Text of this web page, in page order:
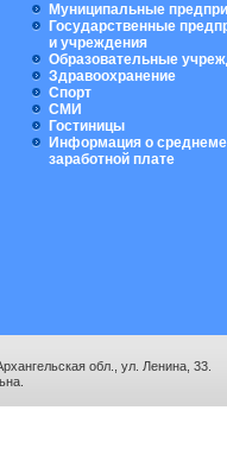
Муниципальные
Государственные
и учреждения
Образовательные
Здравоохранение
Спорт
СМИ
Гостиницы
Информация о
заработной плате
обл., ул. Ленина, 33.